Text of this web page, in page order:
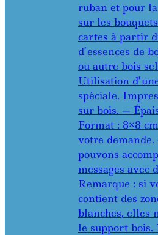
ruban et pour
sur les
cartes à partir
d’essences de
ou autre bois
Utilisation
spéciale.
sur bois. —
Format : 8×8
votre
pouvons
messages avec
Remarque : si
contient des
blanches, elles
le support bois.